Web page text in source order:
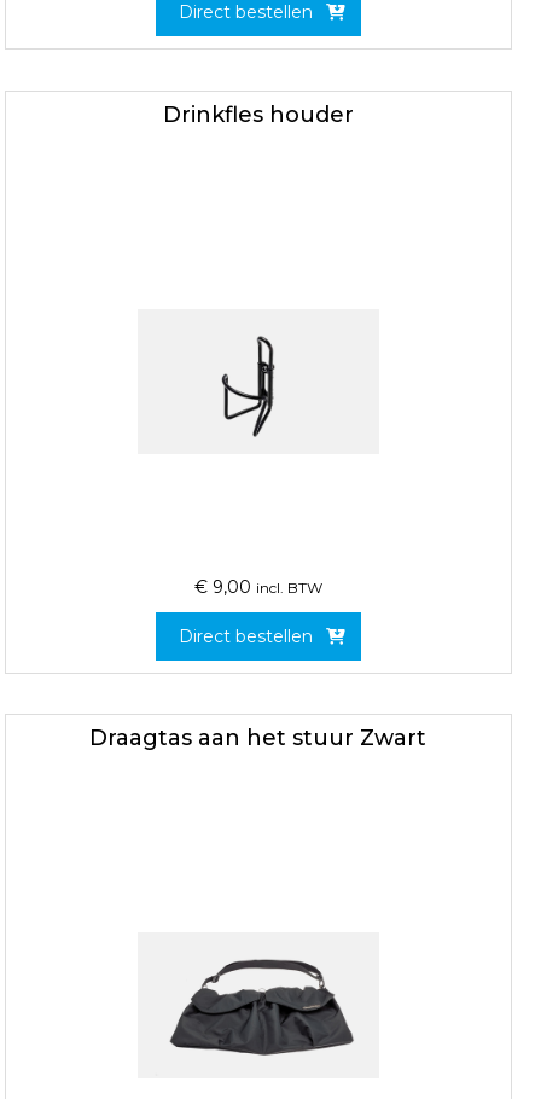
Direct bestellen
Drinkfles houder
€ 9,00 incl. BTW
Direct bestellen
Draagtas aan het stuur Zwart